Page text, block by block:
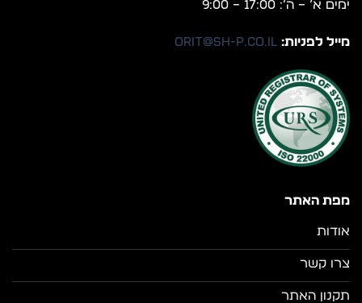
מפת האתר
אודות
צרו קשר
תקנון האתר
ימים א’ – ה’: 17:00 – 9:00
מייל לפניות: orit@sh-p.co.il